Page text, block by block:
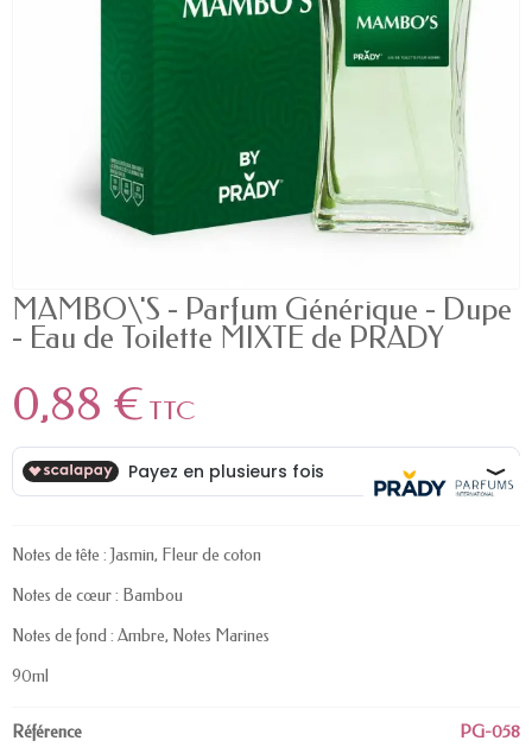
MAMBO\'S - Parfum Générique - Dupe
- Eau de Toilette MIXTE de PRADY
0,88 € TTC
Notes de tête : Jasmin, Fleur de coton
Notes de cœur : Bambou
Notes de fond : Ambre, Notes Marines
90ml
Référence PG-058